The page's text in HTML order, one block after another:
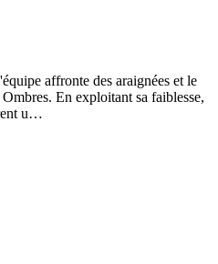
affronte des araignées et le
En exploitant sa faiblesse,
u…